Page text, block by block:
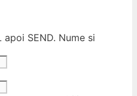
apoi SEND. Nume si